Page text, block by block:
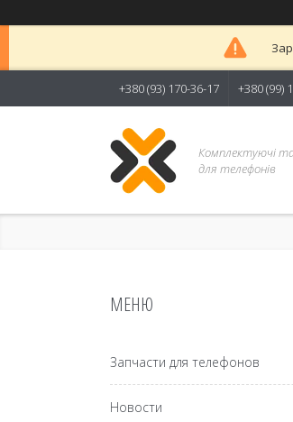
+380 (93) 170-36-17 +380 (99)
Комплектуючі
для телефонів
Запчасти для телефонов
Новости